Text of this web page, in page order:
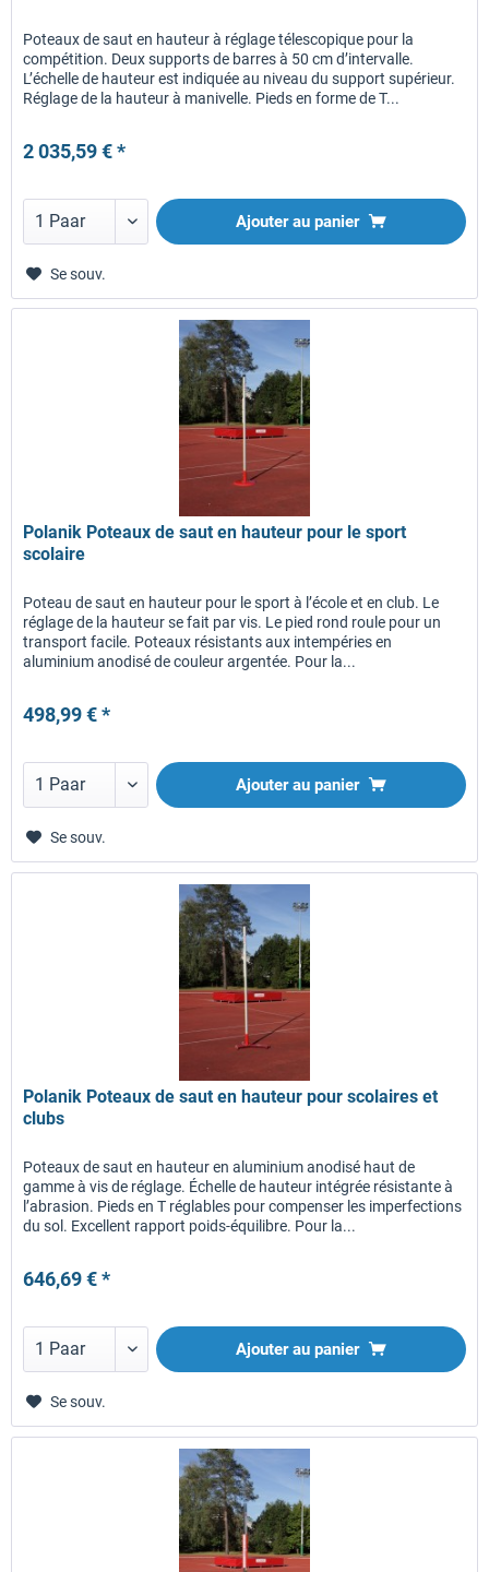
Poteaux de saut en hauteur à réglage télescopique pour la
compétition. Deux supports de barres à 50 cm d’intervalle.
L’échelle de hauteur est indiquée au niveau du support supérieur.
Réglage de la hauteur à manivelle. Pieds en forme de T...
2 035,59 € *
Ajouter au panier
Se souv.
Polanik Poteaux de saut en hauteur pour le sport
scolaire
Poteau de saut en hauteur pour le sport à l’école et en club. Le
réglage de la hauteur se fait par vis. Le pied rond roule pour un
transport facile. Poteaux résistants aux intempéries en
aluminium anodisé de couleur argentée. Pour la...
498,99 € *
Ajouter au panier
Se souv.
Polanik Poteaux de saut en hauteur pour scolaires et
clubs
Poteaux de saut en hauteur en aluminium anodisé haut de
gamme à vis de réglage. Échelle de hauteur intégrée résistante à
l’abrasion. Pieds en T réglables pour compenser les imperfections
du sol. Excellent rapport poids-équilibre. Pour la...
646,69 € *
Ajouter au panier
Se souv.